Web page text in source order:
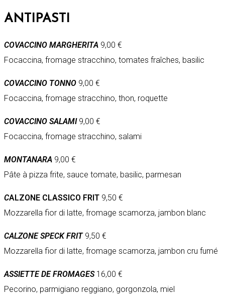
ANTIPASTI
COVACCINO MARGHERITA 9,00 €
Focaccina, fromage stracchino, tomates fraîches, basilic
COVACCINO TONNO 9,00 €
Focaccina, fromage stracchino, thon, roquette
COVACCINO SALAMI9,00 €
Focaccina, fromage stracchino, salami
MONTANARA 9,00 €
Pâte à pizza frite, sauce tomate, basilic, parmesan
CALZONE CLASSICO FRIT 9,50 €
Mozzarella fior di latte, fromage scamorza, jambon blanc
CALZONE SPECK FRIT9,50 €
Mozzarella fior di latte, fromage scamorza, jambon cru fumé
ASSIETTE DE FROMAGES16,00 €
Pecorino, parmigiano reggiano, gorgonzola, miel